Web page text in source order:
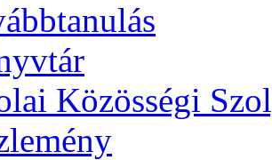
Közösségi